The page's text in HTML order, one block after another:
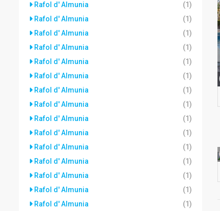
Rafol d' Almunia
(1)
Rafol d' Almunia
(1)
Rafol d' Almunia
(1)
Rafol d' Almunia
(1)
Rafol d' Almunia
(1)
Rafol d' Almunia
(1)
Rafol d' Almunia
(1)
Rafol d' Almunia
(1)
Rafol d' Almunia
(1)
Rafol d' Almunia
(1)
Rafol d' Almunia
(1)
Rafol d' Almunia
(1)
Rafol d' Almunia
(1)
Rafol d' Almunia
(1)
Rafol d' Almunia
(1)